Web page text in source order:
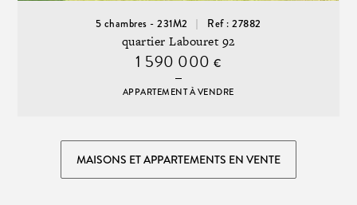
5 chambres - 231M2 Ref : 27882
quartier Labouret 92
1 590 000€
APPARTEMENT À VENDRE
MAISONS ET APPARTEMENTS EN VENTE